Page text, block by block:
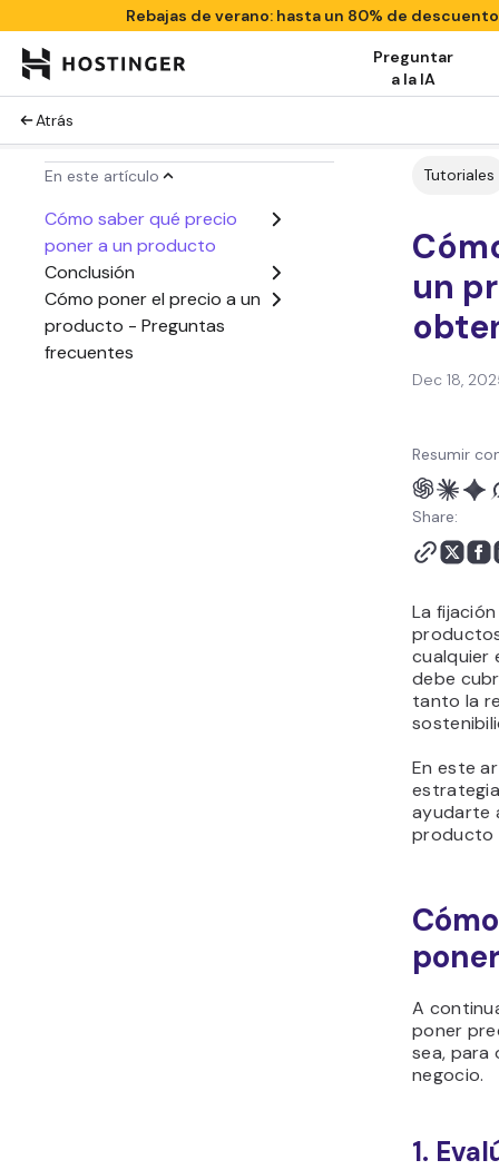
Rebajas de verano: hasta un 80% de
Preguntar
a la IA
Atrás
En este artículo
Cómo saber qué precio
poner a un producto
Conclusión
Cómo poner el precio a un
producto - Preguntas
frecuentes
Tutoriales
un
Dec 18,
Resumir
Share:
La
cualquier
debe
tanto la
En este
ayudarte
producto
A
poner
sea, para
negocio.
1.